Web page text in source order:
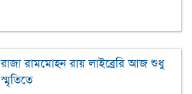
রাজা রামমোহন রায় লাইব্রেরি আজ শুধু
স্মৃতিতে